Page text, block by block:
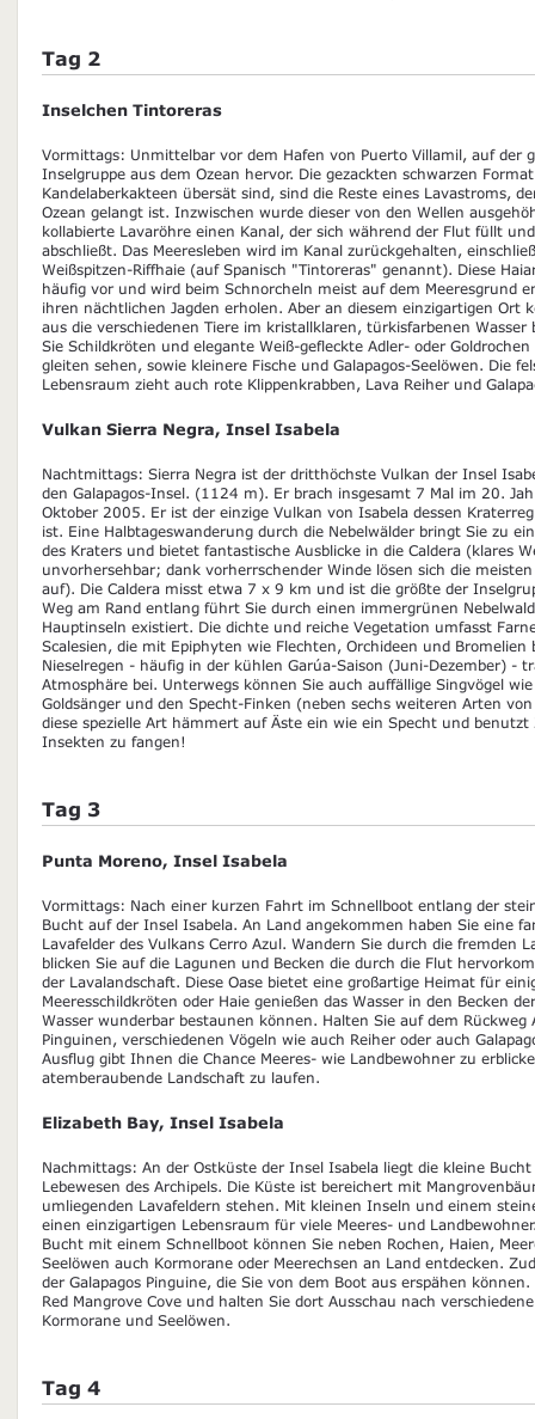
Tag 2
Inselchen Tintoreras
Vormittags: Unmittelbar vor dem Hafen von Puerto Villamil, auf der
Inselgruppe aus dem Ozean hervor. Die gezackten schwarzen
Kandelaberkakteen übersät sind, sind die Reste eines Lavastroms,
Ozean gelangt ist. Inzwischen wurde dieser von den Wellen
kollabierte Lavaröhre einen Kanal, der sich während der Flut füllt
abschließt. Das Meeresleben wird im Kanal zurückgehalten,
Weißspitzen-Riffhaie (auf Spanisch "Tintoreras" genannt). Diese
häufig vor und wird beim Schnorcheln meist auf dem Meeresgrund
ihren nächtlichen Jagden erholen. Aber an diesem einzigartigen Ort
aus die verschiedenen Tiere im kristallklaren, türkisfarbenen Wasser
Sie Schildkröten und elegante Weiß-gefleckte Adler- oder
gleiten sehen, sowie kleinere Fische und Galapagos-Seelöwen. Die
Lebensraum zieht auch rote Klippenkrabben, Lava Reiher und
Vulkan Sierra Negra, Insel Isabela
Nachtmittags: Sierra Negra ist der dritthöchste Vulkan der Insel
den Galapagos-Insel. (1124 m). Er brach insgesamt 7 Mal im 20.
Oktober 2005. Er ist der einzige Vulkan von Isabela dessen
ist. Eine Halbtageswanderung durch die Nebelwälder bringt Sie zu
des Kraters und bietet fantastische Ausblicke in die Caldera (klares
unvorhersehbar; dank vorherrschender Winde lösen sich die
auf). Die Caldera misst etwa 7 x 9 km und ist die größte der
Weg am Rand entlang führt Sie durch einen immergrünen
Hauptinseln existiert. Die dichte und reiche Vegetation umfasst
Scalesien, die mit Epiphyten wie Flechten, Orchideen und Bromelien
Nieselregen - häufig in der kühlen Garúa-Saison (Juni-Dezember) -
Atmosphäre bei. Unterwegs können Sie auch auffällige Singvögel
Goldsänger und den Specht-Finken (neben sechs weiteren Arten
diese spezielle Art hämmert auf Äste ein wie ein Specht und benutzt
Insekten zu fangen!
Tag 3
Punta Moreno, Insel Isabela
Vormittags: Nach einer kurzen Fahrt im Schnellboot entlang der
Bucht auf der Insel Isabela. An Land angekommen haben Sie eine
Lavafelder des Vulkans Cerro Azul. Wandern Sie durch die fremden
blicken Sie auf die Lagunen und Becken die durch die Flut
der Lavalandschaft. Diese Oase bietet eine großartige Heimat für
Meeresschildkröten oder Haie genießen das Wasser in den Becken
Wasser wunderbar bestaunen können. Halten Sie auf dem Rückweg
Pinguinen, verschiedenen Vögeln wie auch Reiher oder auch
Ausflug gibt Ihnen die Chance Meeres- wie Landbewohner zu
atemberaubende Landschaft zu laufen.
Elizabeth Bay, Insel Isabela
Nachmittags: An der Ostküste der Insel Isabela liegt die kleine
Lebewesen des Archipels. Die Küste ist bereichert mit
umliegenden Lavafeldern stehen. Mit kleinen Inseln und einem
einen einzigartigen Lebensraum für viele Meeres- und
Bucht mit einem Schnellboot können Sie neben Rochen, Haien,
Seelöwen auch Kormorane oder Meerechsen an Land entdecken.
der Galapagos Pinguine, die Sie von dem Boot aus erspähen
Red Mangrove Cove und halten Sie dort Ausschau nach
Kormorane und Seelöwen.
Tag 4